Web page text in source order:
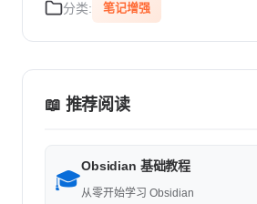
分类:
笔记增强
📖 推荐阅读
🎓
Obsidian 基础教程
从零开始学习 Obsidian